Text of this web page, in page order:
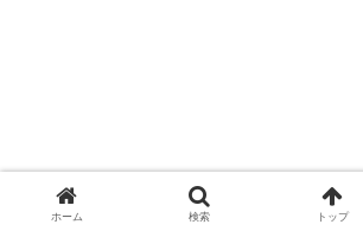
ホーム 検索 トップ